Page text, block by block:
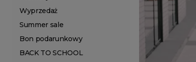
Wyprzedaż
Summer sale
Bon podarunkowy
BACK TO SCHOOL